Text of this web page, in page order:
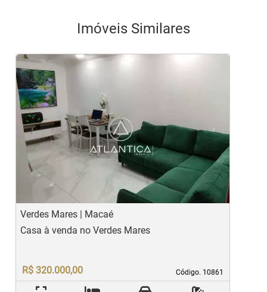
Imóveis Similares
<<<<
‹
Previous
›
Next
Verdes Mares | Macaé
Código. 10861
Código. 10861
Casa à venda no Verdes Mares
R$ 320.000,00